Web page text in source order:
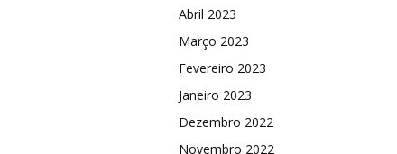
Abril 2023
Março 2023
Fevereiro 2023
Janeiro 2023
Dezembro 2022
Novembro 2022